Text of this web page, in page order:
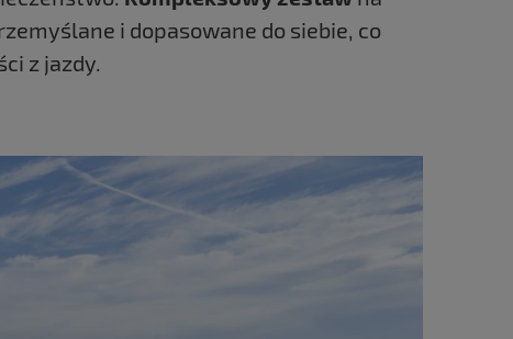
i dopasowane do siebie, co
z jazdy.